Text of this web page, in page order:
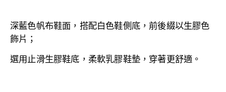
深藍色帆布鞋面，搭配白色鞋側底，前後綴以生膠色
飾片 ；
選用止滑生膠鞋底， 柔軟乳膠鞋墊，穿著更舒適。